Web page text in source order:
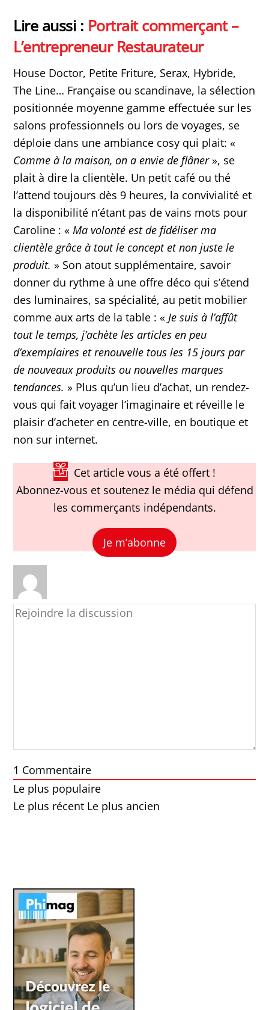
Lire aussi : Portrait commerçant –
L’entrepreneur Restaurateur
House Doctor, Petite Friture, Serax, Hybride,
The Line… Française ou scandinave, la sélection
positionnée moyenne gamme effectuée sur les
salons professionnels ou lors de voyages, se
déploie dans une ambiance cosy qui plait: «
Comme à la maison, on a envie de flâner», se
plait à dire la clientèle. Un petit café ou thé
l’attend toujours dès 9 heures, la convivialité et
la disponibilité n’étant pas de vains mots pour
Caroline : «Ma volonté est de fidéliser ma
clientèle grâce à tout le concept et non juste le
produit. » Son atout supplémentaire, savoir
donner du rythme à une offre déco qui s’étend
des luminaires, sa spécialité, au petit mobilier
comme aux arts de la table : «Je suis à l’affût
tout le temps, j’achète les articles en peu
d’exemplaires et renouvelle tous les 15 jours par
de nouveaux produits ou nouvelles marques
tendances. » Plus qu’un lieu d’achat, un rendez-
vous qui fait voyager l’imaginaire et réveille le
plaisir d’acheter en centre-ville, en boutique et
non sur internet.
Cet article vous a été offert !
Abonnez-vous et soutenez le média qui défend
les commerçants indépendants.
Je m’abonne
1 Commentaire
Le plus populaire
Le plus récent Le plus ancien